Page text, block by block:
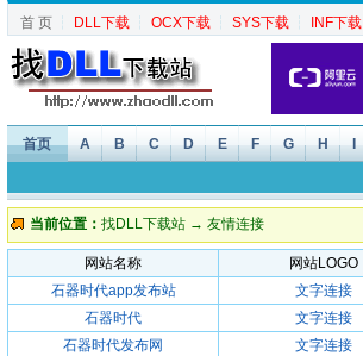
首 页 ┆ DLL下载 ┆ OCX下载 ┆ SYS下载 ┆ INF下载
首页 A B C D E F G H
当前位置： 找DLL下载站 → 友情连接
网站名称
网站LOGO
石器时代app发布站
文字连接
石器时代
文字连接
石器时代发布网
文字连接